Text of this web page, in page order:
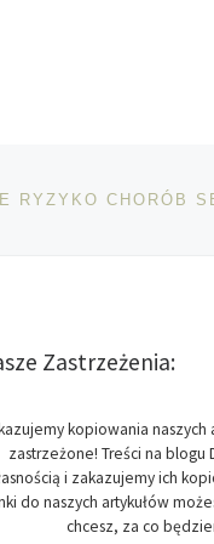
Zastrzeżenia:
kopiowania naszych
zastrzeżone! Treści na blogu
i zakazujemy ich
do naszych artykułów
chcesz, za co